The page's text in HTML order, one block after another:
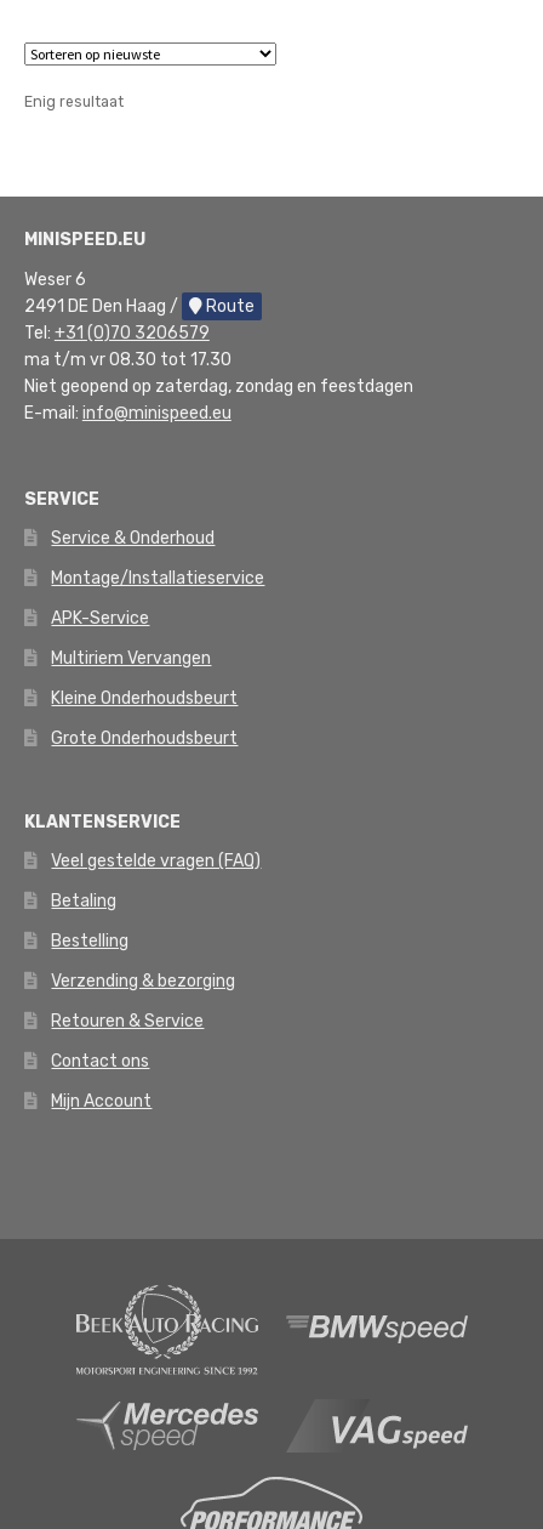
Enig resultaat
MINISPEED.EU
Weser 6
2491 DE Den Haag /
Route
Tel: +31 (0)70 3206579
ma t/m vr 08.30 tot 17.30
Niet geopend op zaterdag, zondag en feestdagen
E-mail: info@minispeed.eu
SERVICE
Service & Onderhoud
Montage/Installatieservice
APK-Service
Multiriem Vervangen
Kleine Onderhoudsbeurt
Grote Onderhoudsbeurt
KLANTENSERVICE
Veel gestelde vragen (FAQ)
Betaling
Bestelling
Verzending & bezorging
Retouren & Service
Contact ons
Mijn Account